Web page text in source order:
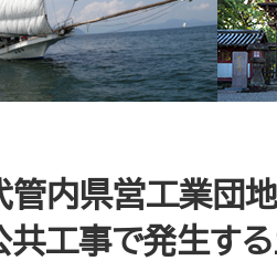
管内県営工業団
共工事で発生す